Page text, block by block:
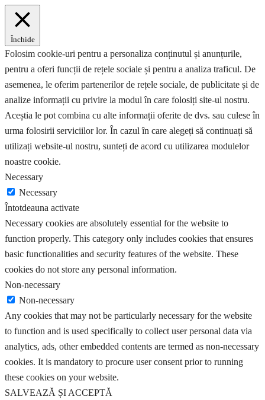
Închide
Folosim cookie-uri pentru a personaliza conținutul și anunțurile,
pentru a oferi funcții de rețele sociale și pentru a analiza traficul. De
asemenea, le oferim partenerilor de rețele sociale, de publicitate și de
analize informații cu privire la modul în care folosiți site-ul nostru.
Aceștia le pot combina cu alte informații oferite de dvs. sau culese în
urma folosirii serviciilor lor. În cazul în care alegeți să continuați să
utilizați website-ul nostru, sunteți de acord cu utilizarea modulelor
noastre cookie.
Necessary
Necessary
Întotdeauna activate
Necessary cookies are absolutely essential for the website to
function properly. This category only includes cookies that ensures
basic functionalities and security features of the website. These
cookies do not store any personal information.
Non-necessary
Non-necessary
Any cookies that may not be particularly necessary for the website
to function and is used specifically to collect user personal data via
analytics, ads, other embedded contents are termed as non-necessary
cookies. It is mandatory to procure user consent prior to running
these cookies on your website.
SALVEAZĂ ȘI ACCEPTĂ